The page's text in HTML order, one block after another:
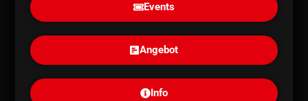
Events
Angebot
Info